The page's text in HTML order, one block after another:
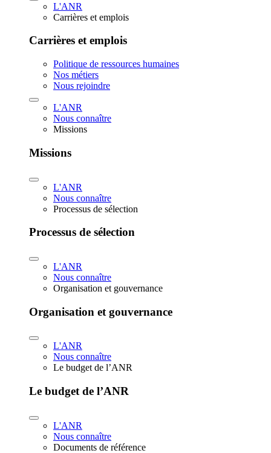
L'ANR
Carrières et emplois
Carrières et emplois
Politique de ressources humaines
Nos métiers
Nous rejoindre
L'ANR
Nous connaître
Missions
Missions
L'ANR
Nous connaître
Processus de sélection
Processus de sélection
L'ANR
Nous connaître
Organisation et gouvernance
Organisation et gouvernance
L'ANR
Nous connaître
Le budget de l’ANR
Le budget de l’ANR
L'ANR
Nous connaître
Documents de référence